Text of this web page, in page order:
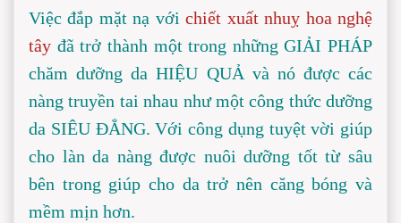
Việc đắp mặt nạ với chiết xuất nhuỵ hoa nghệ
tây đã trở thành một trong những GIẢI PHÁP
chăm dưỡng da HIỆU QUẢ và nó được các
nàng truyền tai nhau như một công thức dưỡng
da SIÊU ĐẲNG. Với công dụng tuyệt vời giúp
cho làn da nàng được nuôi dưỡng tốt từ sâu
bên trong giúp cho da trở nên căng bóng và
mềm mịn hơn.